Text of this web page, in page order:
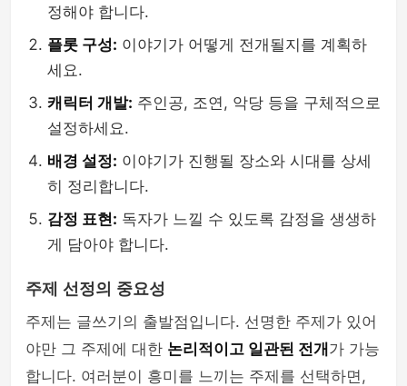
정해야 합니다.
플롯 구성: 이야기가 어떻게 전개될지를 계획하
세요.
캐릭터 개발: 주인공, 조연, 악당 등을 구체적으로
설정하세요.
배경 설정: 이야기가 진행될 장소와 시대를 상세
히 정리합니다.
감정 표현: 독자가 느낄 수 있도록 감정을 생생하
게 담아야 합니다.
주제 선정의 중요성
주제는 글쓰기의 출발점입니다. 선명한 주제가 있어
야만 그 주제에 대한 논리적이고 일관된 전개 가 가능
합니다. 여러분이 흥미를 느끼는 주제를 선택하면,